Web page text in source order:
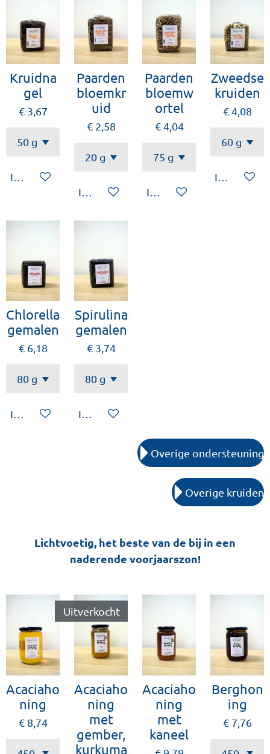
Kruidna
gel
€ 3,67
In winkelwagen
Paarden
bloemkr
uid
€ 2,58
In winkelwagen
Paarden
bloemw
ortel
€ 4,04
In winkelwagen
Zweedse
kruiden
€ 4,08
In
Chlorella
gemalen
€ 6,18
In winkelwagen
Spirulina
gemalen
€ 3,74
In winkelwagen
Overige ondersteuning
Overige kruiden
Lichtvoetig, het beste van de bij in een
naderende voorjaarszon!
Acaciaho
ning
€ 8,74
Uitverkocht
Acaciaho
ning
met
gember,
kurkuma
Acaciaho
ning
met
kaneel
Berghon
ing
€ 7,76